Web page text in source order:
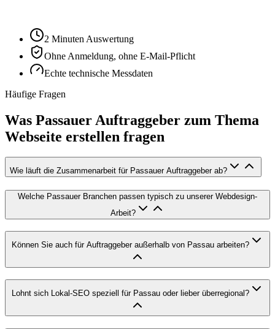
2 Minuten Auswertung
Ohne Anmeldung, ohne E-Mail-Pflicht
Echte technische Messdaten
Häufige Fragen
Was Passauer Auftraggeber zum Thema
Webseite erstellen fragen
Wie läuft die Zusammenarbeit für Passauer Auftraggeber ab?
Welche Passauer Branchen passen typisch zu unserer Webdesign-
Arbeit?
Können Sie auch für Auftraggeber außerhalb von Passau arbeiten?
Lohnt sich Lokal-SEO speziell für Passau oder lieber überregional?